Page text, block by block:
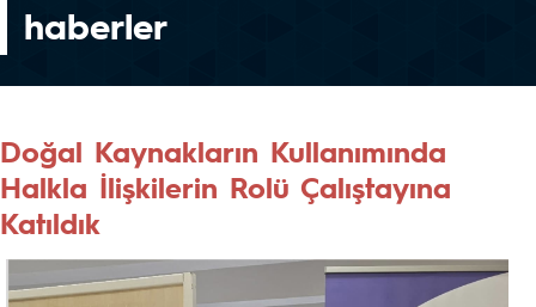
haberler
Doğal Kaynakların Kullanımında
Halkla İlişkilerin Rolü Çalıştayına
Katıldık